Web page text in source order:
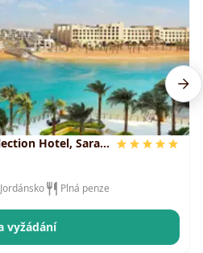
Hotel, Saraya
Plná penze
vyžádání